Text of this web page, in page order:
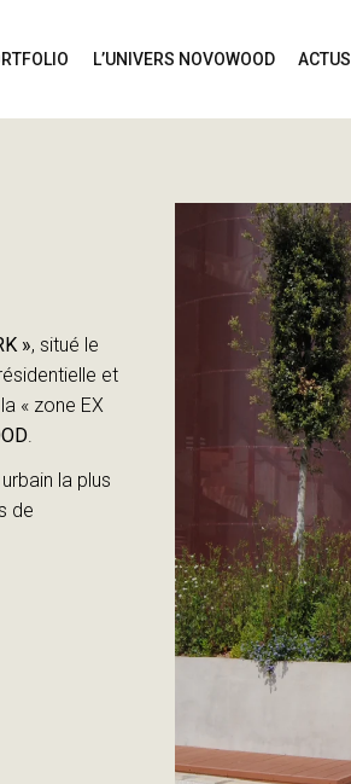
L’UNIVERS NOVOWOOD ACTUS
», situé le
et
« zone EX
.
la plus
de